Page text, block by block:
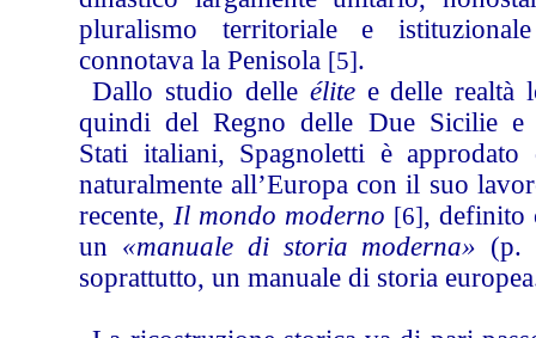
pluralismo territoriale e
connotava la Penisola [5].
Dallo studio delle élitee delle realtà
quindi del Regno delle Due Sicilie e
Stati italiani, Spagnoletti è approdato
naturalmente all’Europa con il suo
recente, Il mondo moderno [6], definito
un «manuale di storia moderna» (p.
soprattutto, un manuale di storia